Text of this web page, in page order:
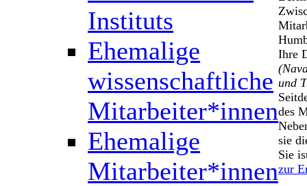
Instituts
Ehemalige
wissenschaftliche
Mitarbeiter*innen
Ehemalige
Mitarbeiter*innen
Ihre
und
des
sie
Sie
zur